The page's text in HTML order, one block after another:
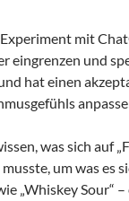
mit
eingrenzen und
hat einen
was sich auf
um was es
„Whiskey Sour“ –